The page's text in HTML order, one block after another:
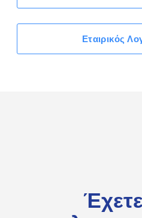
Εταιρικός